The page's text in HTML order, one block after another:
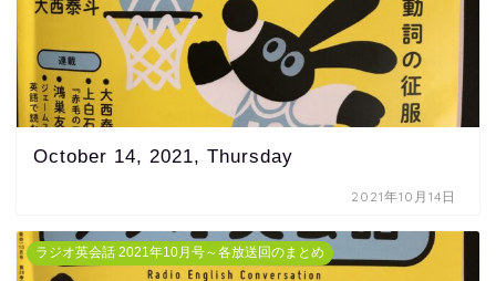
October 14, 2021, Thursday
2021年10月14日
ラジオ英会話 2021年10月号～各放送回のまとめ